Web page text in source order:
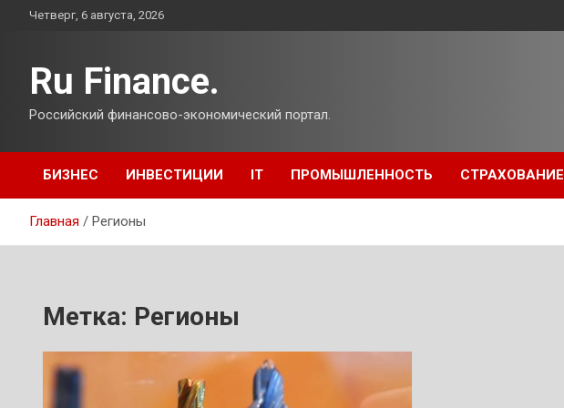
ПерейтиЧетверг, 6 августа, 2026
Ru Finance.
Российский финансово-экономический портал.
БИЗНЕС ИНВЕСТИЦИИ IT ПРОМЫШЛЕННОСТЬ СТРАХОВАНИЕ
Главная Регионы
Метка: Регионы